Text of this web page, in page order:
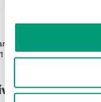
N.d.